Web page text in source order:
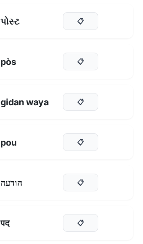
પોસ્ટ 📋
pòs 📋
gidan waya 📋
pou 📋
הודעה 📋
पद 📋